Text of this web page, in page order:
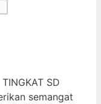
SD
semangat